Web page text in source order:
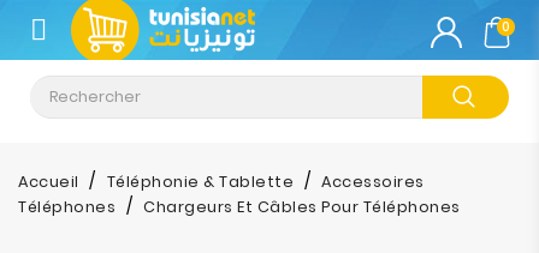
CATÉGORIE
Climatisation
Informatique
0
Accueil Téléphonie & Tablette
Accessoires
Téléphones
Chargeurs Et Câbles Pour Téléphones